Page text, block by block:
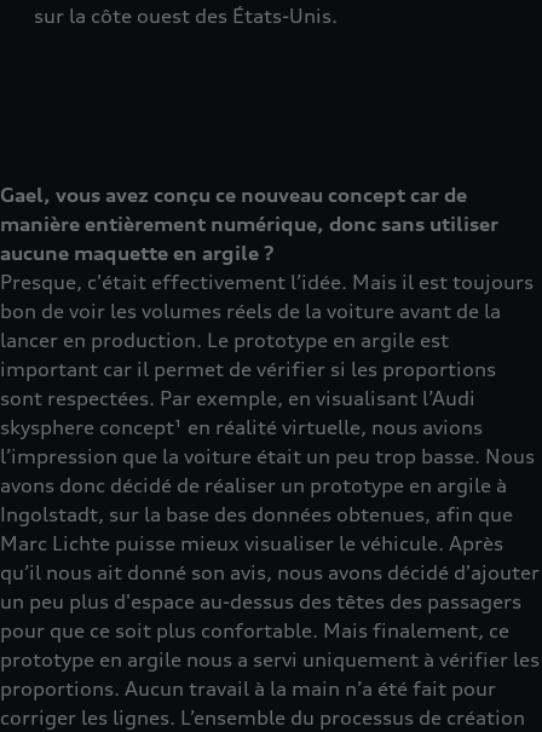
sur la côte ouest des États-Unis.
Gael, vous avez conçu ce nouveau concept car de
manière entièrement numérique, donc sans utiliser
aucune maquette en argile ?
Presque, c'était effectivement l’idée. Mais il est toujours
bon de voir les volumes réels de la voiture avant de la
lancer en production. Le prototype en argile est
important car il permet de vérifier si les proportions
sont respectées. Par exemple, en visualisant l’Audi
skysphere concept¹ en réalité virtuelle, nous avions
l’impression que la voiture était un peu trop basse. Nous
avons donc décidé de réaliser un prototype en argile à
Ingolstadt, sur la base des données obtenues, afin que
Marc Lichte puisse mieux visualiser le véhicule. Après
qu’il nous ait donné son avis, nous avons décidé d'ajouter
un peu plus d'espace au-dessus des têtes des passagers
pour que ce soit plus confortable. Mais finalement, ce
prototype en argile nous a servi uniquement à vérifier les
proportions. Aucun travail à la main n’a été fait pour
corriger les lignes. L’ensemble du processus de création